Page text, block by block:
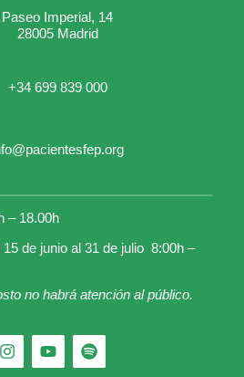
Paseo Imperial, 14
28005 Madrid
+34 699 839 000
– 18.00h
de junio al 31 de julio 8:00h –
no habrá atención al público.